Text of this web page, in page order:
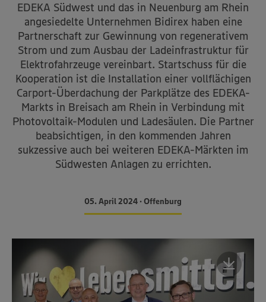
EDEKA Südwest und das in Neuenburg am Rhein
angesiedelte Unternehmen Bidirex haben eine
Partnerschaft zur Gewinnung von regenerativem
Strom und zum Ausbau der Ladeinfrastruktur für
Elektrofahrzeuge vereinbart. Startschuss für die
Kooperation ist die Installation einer vollflächigen
Carport-Überdachung der Parkplätze des EDEKA-
Markts in Breisach am Rhein in Verbindung mit
Photovoltaik-Modulen und Ladesäulen. Die Partner
beabsichtigen, in den kommenden Jahren
sukzessive auch bei weiteren EDEKA-Märkten im
Südwesten Anlagen zu errichten.
05. April 2024 • Offenburg